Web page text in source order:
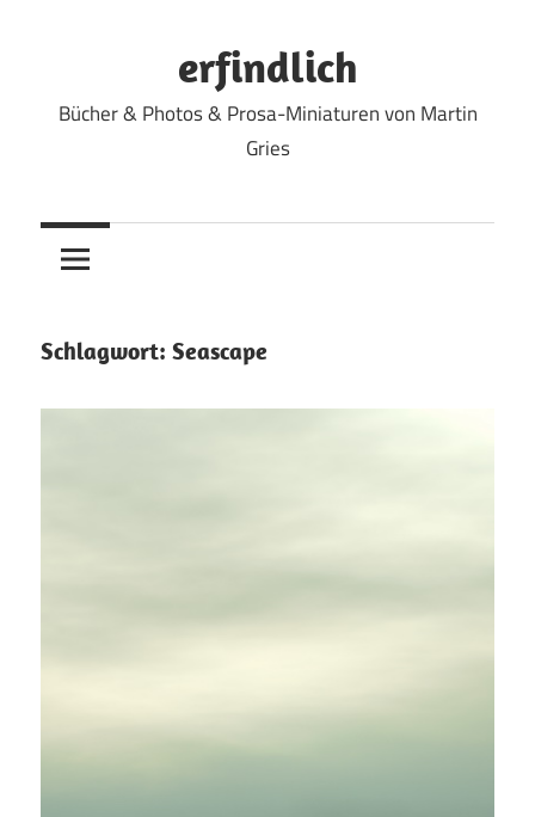
erfindlich
Bücher & Photos & Prosa-Miniaturen von Martin
Gries
Schlagwort: Seascape